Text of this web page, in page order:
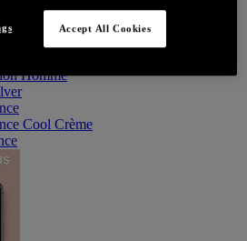
gamme
Homme
Cool Crème
Accept All Cookies